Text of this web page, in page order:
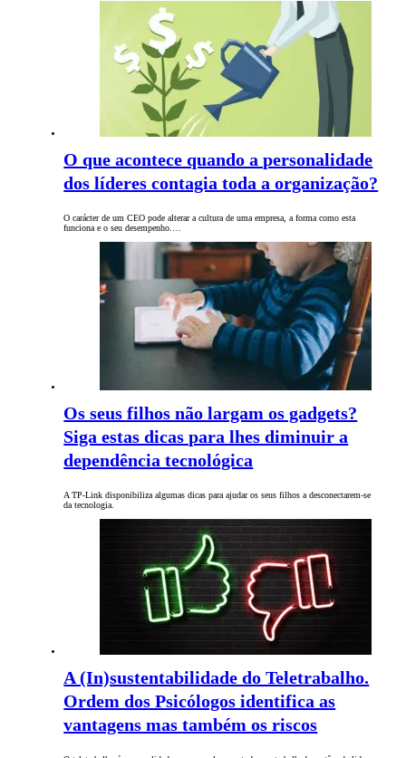
O que acontece quando a personalidade
dos líderes contagia toda a organização?
O carácter de um CEO pode alterar a cultura de uma empresa, a forma como esta
funciona e o seu desempenho.…
Os seus filhos não largam os gadgets?
Siga estas dicas para lhes diminuir a
dependência tecnológica
A TP-Link disponibiliza algumas dicas para ajudar os seus filhos a desconectarem-se
da tecnologia.
A (In)sustentabilidade do Teletrabalho.
Ordem dos Psicólogos identifica as
vantagens mas também os riscos